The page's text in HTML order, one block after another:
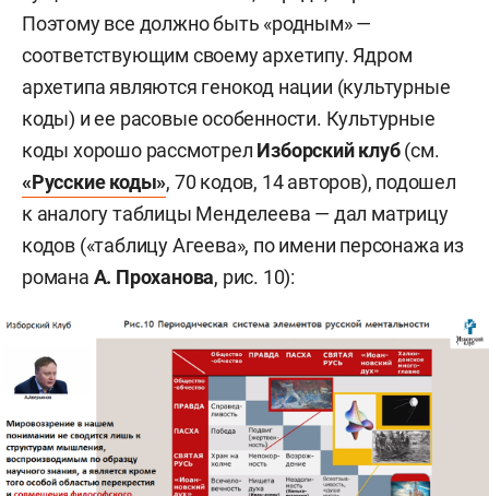
Поэтому все должно быть «родным» —
соответствующим своему архетипу. Ядром
архетипа являются генокод нации (культурные
коды) и ее расовые особенности. Культурные
коды хорошо рассмотрел Изборский клуб(см.
«Русские коды», 70 кодов, 14 авторов), подошел
к аналогу таблицы Менделеева — дал матрицу
кодов («таблицу Агеева», по имени персонажа из
романа А. Проханова, рис. 10):